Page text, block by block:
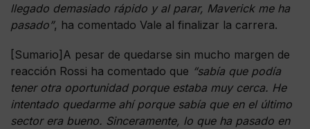
llegado demasiado rápido y al parar, Maverick me ha
pasado”, ha comentado Vale al finalizar la carrera.
[Sumario]A pesar de quedarse sin mucho margen de
reacción Rossi ha comentado que “sabía que podía
tener otra oportunidad porque estaba muy cerca. He
intentado quedarme ahí porque sabía que en el último
sector era bueno. Sinceramente, lo que ha pasado en